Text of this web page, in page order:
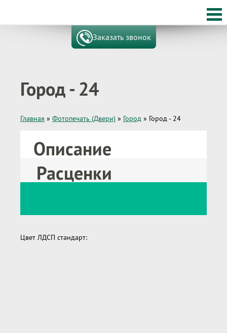
Заказать звонок
Город - 24
Главная » Фотопечать (Двери) » Город » Город - 24
Описание
Расценки
Цвет ЛДСП стандарт: